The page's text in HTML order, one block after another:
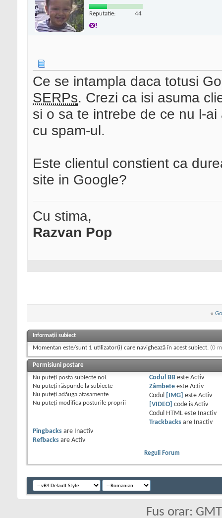
Reputatie: 44
Ce se intampla daca totusi
SERPs. Crezi ca isi asuma
si o sa te intrebe de ce nu l-
cu spam-ul.
Este clientul constient ca
site in Google?
Cu stima,
Razvan Pop
«
Informații subiect
Momentan este/sunt 1 utilizator(i) care navighează în acest subiect. (0
Permisiuni postare
Nu puteţi posta subiecte noi.
Nu puteţi răspunde la subiecte
Nu puteţi adăuga ataşamente
Nu puteţi modifica posturile proprii
Codul BBeste Activ
Zâmbeteeste Activ
Codul
[IMG] este Activ
[VIDEO] code is Activ
Codul HTML este
Inactiv
Trackbacksare
Inactiv
Pingbacks are
Inactiv
Refbacks are Activ
Reguli Forum
Fus orar: